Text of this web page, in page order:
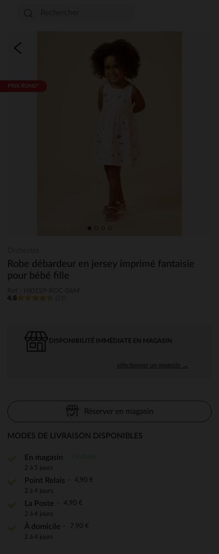
PRIX ROND*
Robe débardeur en jersey imprimé fantaisie
pour bébé fille
4.6
DISPONIBILITÉ IMMÉDIATE EN MAGASIN
sélectionner un magasin →
Réserver en magasin
MODES DE LIVRAISON DISPONIBLES
En magasin
2 à 5 jours
Point Relais 4,90 €
2 à 4 jours
La Poste 4,90 €
2 à 4 jours
À domicile 7,90 €
2 à 4 jours